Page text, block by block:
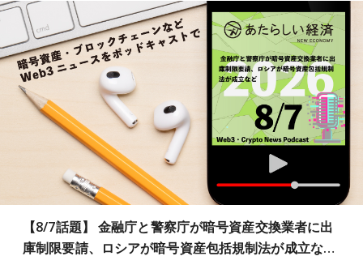
【8/7話題】 金融庁と警察庁が暗号資産交換業者に出
庫制限要請、ロシアが暗号資産包括規制法が成立な…